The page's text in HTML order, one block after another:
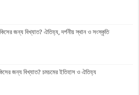
জন্য বিখ্যাত? ঐতিহ্য, দর্শনীয় স্থান ও সংস্কৃতি
জন্য বিখ্যাত? চমচমের ইতিহাস ও ঐতিহ্য